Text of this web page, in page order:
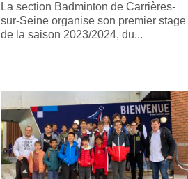
La section Badminton de Carrières-
sur-Seine organise son premier stage
de la saison 2023/2024, du...